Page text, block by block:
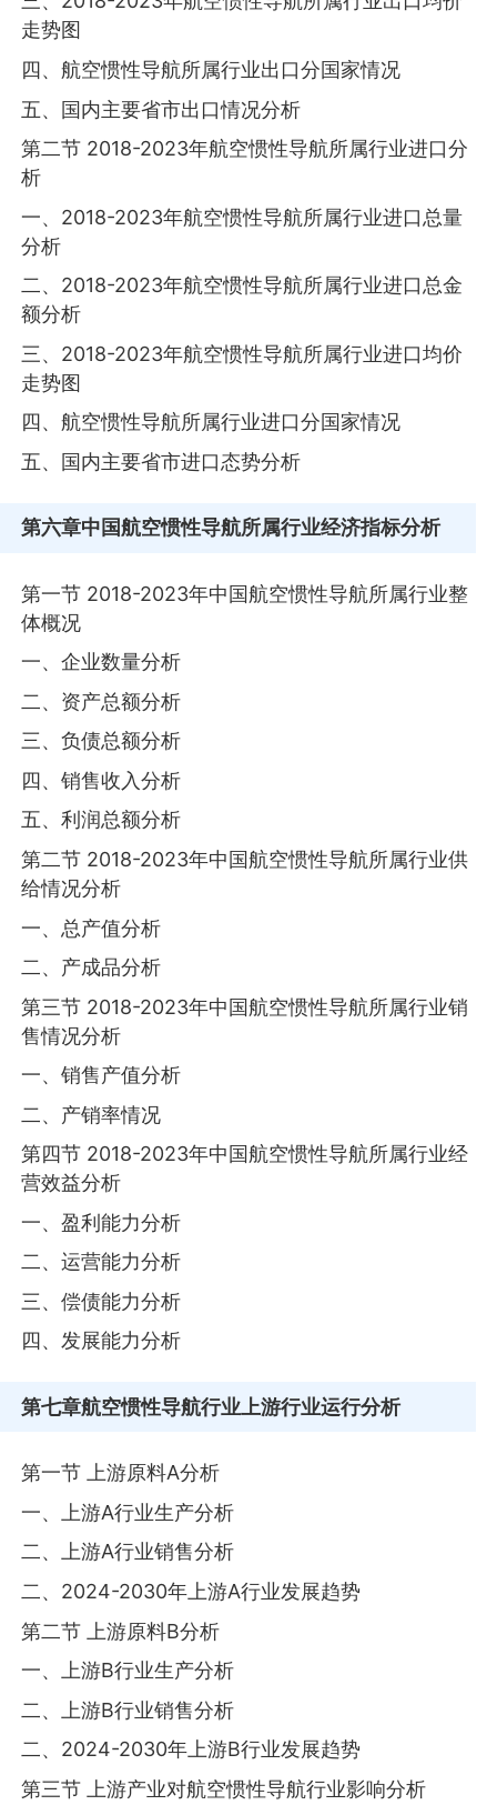
走势图
四、航空惯性导航所属行业出口分国家情况
五、国内主要省市出口情况分析
第二节 2018-2023年航空惯性导航所属行业进口分
析
一、2018-2023年航空惯性导航所属行业进口总量
分析
二、2018-2023年航空惯性导航所属行业进口总金
额分析
三、2018-2023年航空惯性导航所属行业进口均价
走势图
四、航空惯性导航所属行业进口分国家情况
五、国内主要省市进口态势分析
第六章中国航空惯性导航所属行业经济指标分析
第一节 2018-2023年中国航空惯性导航所属行业整
体概况
一、企业数量分析
二、资产总额分析
三、负债总额分析
四、销售收入分析
五、利润总额分析
第二节 2018-2023年中国航空惯性导航所属行业供
给情况分析
一、总产值分析
二、产成品分析
第三节 2018-2023年中国航空惯性导航所属行业销
售情况分析
一、销售产值分析
二、产销率情况
第四节 2018-2023年中国航空惯性导航所属行业经
营效益分析
一、盈利能力分析
二、运营能力分析
三、偿债能力分析
四、发展能力分析
第七章航空惯性导航行业上游行业运行分析
第一节 上游原料A分析
一、上游A行业生产分析
二、上游A行业销售分析
二、2024-2030年上游A行业发展趋势
第二节 上游原料B分析
一、上游B行业生产分析
二、上游B行业销售分析
二、2024-2030年上游B行业发展趋势
第三节 上游产业对航空惯性导航行业影响分析